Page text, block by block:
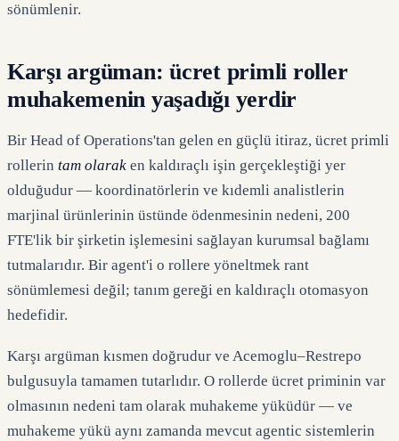
sönümlenir.
Karşı argüman: ücret primli roller
muhakemenin yaşadığı yerdir
Bir Head of Operations'tan gelen en güçlü itiraz, ücret primli
rollerin tam olarak en kaldıraçlı işin gerçekleştiği yer
olduğudur — koordinatörlerin ve kıdemli analistlerin
marjinal ürünlerinin üstünde ödenmesinin nedeni, 200
FTE'lik bir şirketin işlemesini sağlayan kurumsal bağlamı
tutmalarıdır. Bir agent'i o rollere yöneltmek rant
sönümlemesi değil; tanım gereği en kaldıraçlı otomasyon
hedefidir.
Karşı argüman kısmen doğrudur ve Acemoglu–Restrepo
bulgusuyla tamamen tutarlıdır. O rollerde ücret priminin var
olmasının nedeni tam olarak muhakeme yüküdür — ve
muhakeme yükü aynı zamanda mevcut agentic sistemlerin